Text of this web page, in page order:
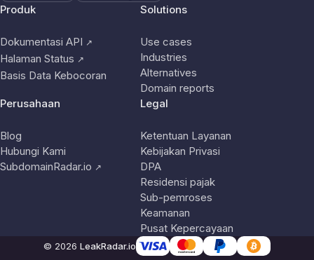
Produk
Dokumentasi API ↗
Halaman Status ↗
Basis Data Kebocoran
Solutions
Use cases
Industries
Alternatives
Domain reports
Perusahaan
Blog
Hubungi Kami
SubdomainRadar.io ↗
Legal
Ketentuan Layanan
Kebijakan Privasi
DPA
Residensi pajak
Sub-pemroses
Keamanan
Pusat Kepercayaan
© 2026 LeakRadar.io